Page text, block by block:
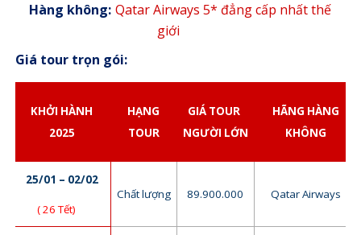
Hàng không: Qatar Airways 5* đẳng cấp nhất thế
giới
Giá tour trọn gói:
KHỞI HÀNH
2025
HẠNG
TOUR
GIÁ TOUR
NGƯỜI LỚN
HÃNG HÀNG
KHÔNG
25/01 – 02/02
( 26 Tết)
Chất lượng 89.900.000 Qatar Airways